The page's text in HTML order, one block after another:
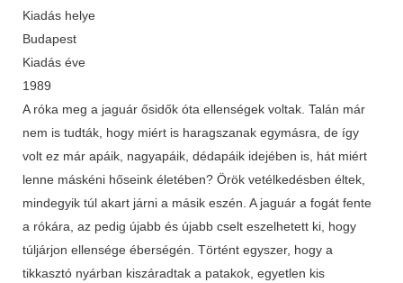
Kiadás helye
Budapest
Kiadás éve
1989
A róka meg a jaguár ősidők óta ellenségek voltak. Talán már
nem is tudták, hogy miért is haragszanak egymásra, de így
volt ez már apáik, nagyapáik, dédapáik idejében is, hát miért
lenne máskéni hőseink életében? Örök vetélkedésben éltek,
mindegyik túl akart járni a másik eszén. A jaguár a fogát fente
a rókára, az pedig újabb és újabb cselt eszelhetett ki, hogy
túljárjon ellensége éberségén. Történt egyszer, hogy a
tikkasztó nyárban kiszáradtak a patakok, egyetlen kis